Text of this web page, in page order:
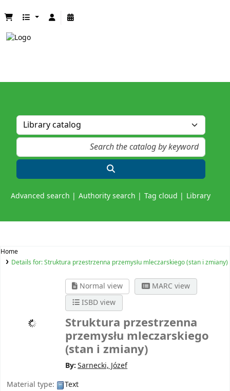
Advanced search Authority search Tag cloud Library
Home
Details for:Struktura przestrzenna przemysłu mleczarskiego (stan i zmiany)
Normal view
MARC view
ISBD view
Struktura przestrzenna
przemysłu mleczarskiego
(stan i zmiany)
By:Sarnecki, Józef
Material type:
Text